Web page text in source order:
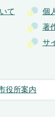
て
個
著
サ
役所案内